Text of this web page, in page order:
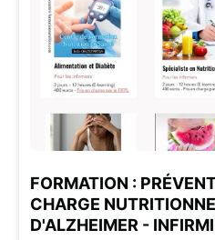
FORMATION :
CHARGE
D'ALZHEIMER -